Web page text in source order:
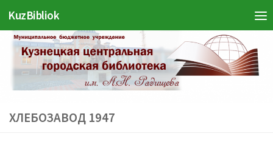
Перейти к содержимому
KuzBibliok
ХЛЕБОЗАВОД 1947